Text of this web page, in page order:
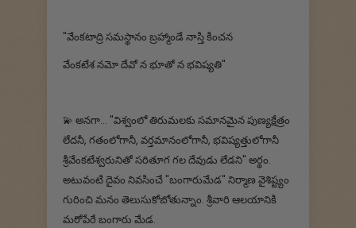
"వేంకటాద్రి సమస్థానం బ్రహ్మాండే నాస్తి కించన
వేంకటేశ నమో దేవో న భూతో న భవిష్యతి"
💫 అనగా... "విశ్వంలో తిరుమలకు సమానమైన పుణ్యక్షేత్రం
లేదనీ, గతంలోగానీ, వర్తమానంలోగానీ, భవిష్యత్తులోగానీ
శ్రీవేంకటేశ్వరునితో సరితూగ గల దేవుడు లేడని" అర్థం.
అటువంటి దైవం నివసించే "బంగారుమేడ" నిర్మాణ వైశిష్ట్యం
గురించి మనం తెలుసుకోబోతున్నాం. శ్రీవారి ఆలయానికి
మరోపేరే బంగారు మేడ.